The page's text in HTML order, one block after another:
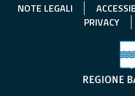
NOTE LEGALI
PRIVACY